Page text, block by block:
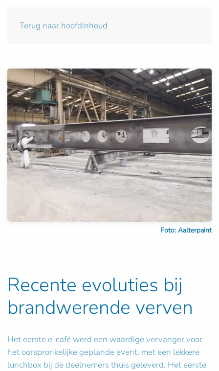
Terug naar hoofdinhoud
Foto: Aalterpaint
Recente evoluties bij
brandwerende verven
Het eerste e-café werd een waardige vervanger voor
het oorspronkelijke geplande event, met een lekkere
lunchbox bij de deelnemers thuis geleverd. Het eerste